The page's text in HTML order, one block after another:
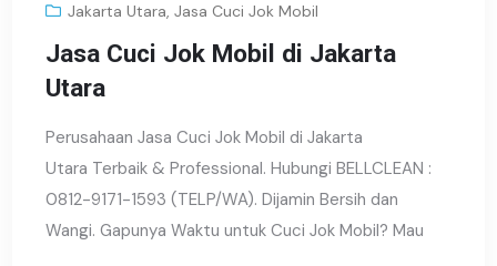
Jakarta Utara,Jasa Cuci Jok Mobil
Jasa Cuci Jok Mobil di Jakarta
Utara
Perusahaan Jasa Cuci Jok Mobil di Jakarta
Utara Terbaik & Professional. Hubungi BELLCLEAN :
0812-9171-1593 (TELP/WA). Dijamin Bersih dan
Wangi. Gapunya Waktu untuk Cuci Jok Mobil? Mau